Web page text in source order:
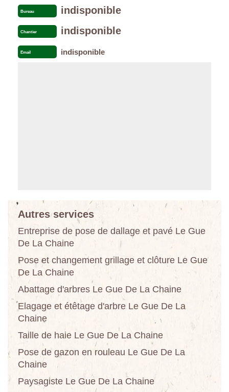
Bureau indisponible
Chantier indisponible
Email indisponible
Autres services
Entreprise de pose de dallage et pavé Le Gue
De La Chaine
Pose et changement grillage et clôture Le Gue
De La Chaine
Abattage d'arbres Le Gue De La Chaine
Elagage et étêtage d'arbre Le Gue De La
Chaine
Taille de haie Le Gue De La Chaine
Pose de gazon en rouleau Le Gue De La
Chaine
Paysagiste Le Gue De La Chaine